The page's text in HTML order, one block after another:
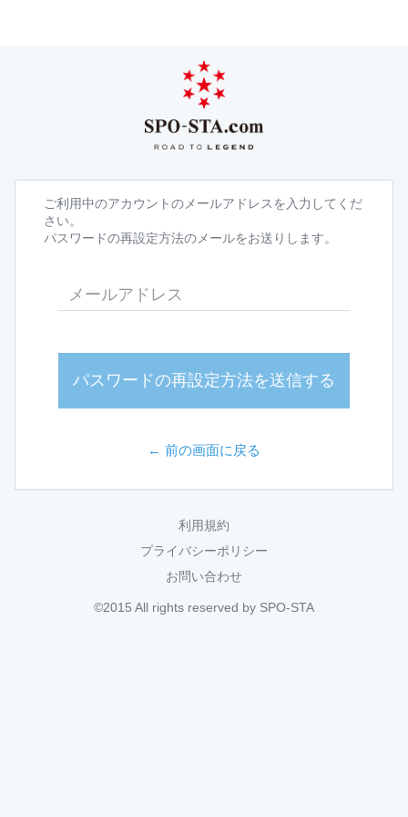
ご利用中のアカウントのメールアドレスを入力してくだ
さい。
パスワードの再設定方法のメールをお送りします。
パスワードの再設定方法を送信する
← 前の画面に戻る
利用規約
プライバシーポリシー
お問い合わせ
©2015 All rights reserved by SPO-STA